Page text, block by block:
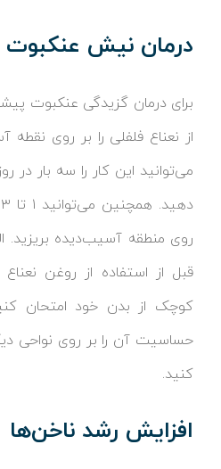
درمان نیش عنکبوت
برای درمان گزیدگی عنکبوت
از نعناع فلفلی را بر روی
روی منطقه آسیب‌دیده بریزید.
قبل از استفاده از روغن
کوچک از بدن خود امتحان
حساسیت آن را بر روی نواحی
کنید.
افزایش رشد ناخن‌ها